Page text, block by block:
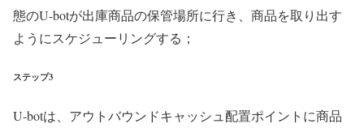
態のU-botが出庫商品の保管場所に行き、商品を取り出す
ようにスケジューリングする；
ステップ3
U-botは、アウトバウンドキャッシュ配置ポイントに商品